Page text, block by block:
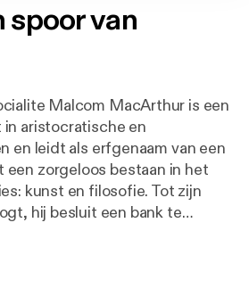
spoor van
Malcom MacArthur is een
aristocratische en
en leidt als erfgenaam van een
zorgeloos bestaan in het
kunst en filosofie. Tot zijn
hij besluit een bank te
Een kleine dertig jaar later heeft
uitgezeten als journalist Mark